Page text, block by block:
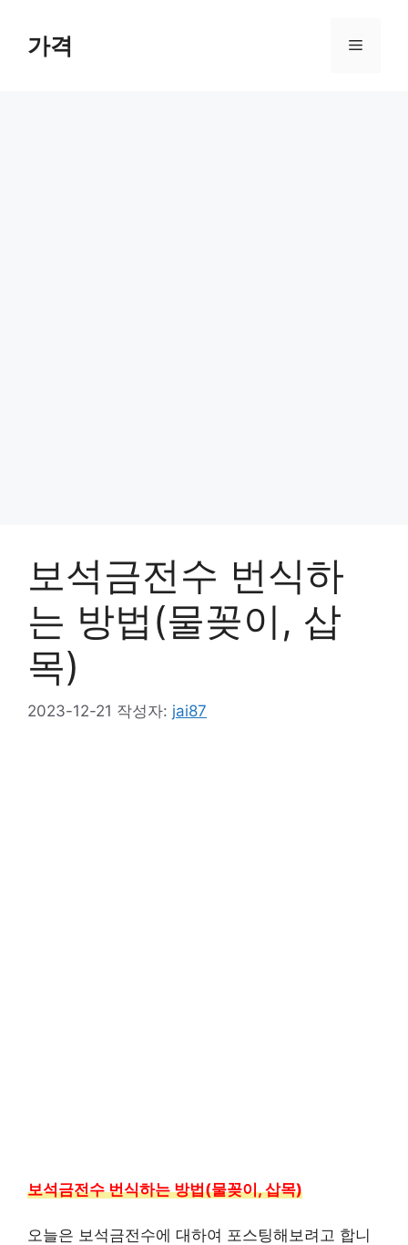
가격 메
보석금전수 번식하
는 방법(물꽂이, 삽
목)
2023-12-21 작성자: jai87
보석금전수 번식하는 방법(물꽂이, 삽목)
오늘은 보석금전수에 대하여 포스팅해보려고 합니